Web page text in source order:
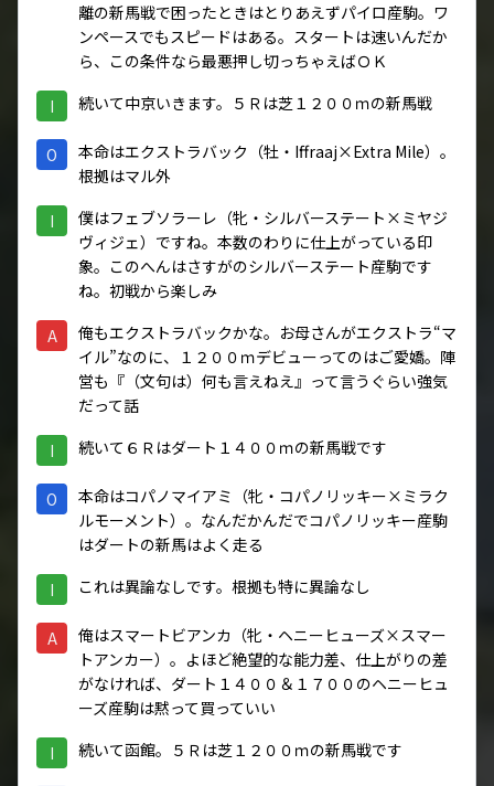
離の新馬戦で困ったときはとりあえずパイロ産駒。ワ
ンペースでもスピードはある。スタートは速いんだか
ら、この条件なら最悪押し切っちゃえばＯＫ
I 続いて中京いきます。５Ｒは芝１２００ｍの新馬戦
O
本命はエクストラバック（牡・Iffraaj×Extra Mile）。
根拠はマル外
I
僕はフェブソラーレ（牝・シルバーステート×ミヤジ
ヴィジェ）ですね。本数のわりに仕上がっている印
象。このへんはさすがのシルバーステート産駒です
ね。初戦から楽しみ
A
俺もエクストラバックかな。お母さんがエクストラ“マ
イル”なのに、１２００ｍデビューってのはご愛嬌。陣
営も『（文句は）何も言えねえ』って言うぐらい強気
だって話
I 続いて６Ｒはダート１４００ｍの新馬戦です
O
本命はコパノマイアミ（牝・コパノリッキー×ミラク
ルモーメント）。なんだかんだでコパノリッキー産駒
はダートの新馬はよく走る
I これは異論なしです。根拠も特に異論なし
A
俺はスマートビアンカ（牝・ヘニーヒューズ×スマー
トアンカー）。よほど絶望的な能力差、仕上がりの差
がなければ、ダート１４００＆１７００のヘニーヒュ
ーズ産駒は黙って買っていい
I 続いて函館。５Ｒは芝１２００ｍの新馬戦です